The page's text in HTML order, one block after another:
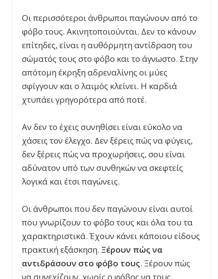
Οι περισσότεροι άνθρωποι παγώνουν από το
φόβο τους. Ακινητοποιούνται. Δεν το κάνουν
επίτηδες, είναι η αυθόρμητη αντίδραση του
σώματός τους στο φόβο και το άγνωστο. Στην
απότομη έκρηξη αδρεναλίνης οι μύες
σφίγγουν και ο λαιμός κλείνει. Η καρδιά
χτυπάει γρηγορότερα από ποτέ.
Αν δεν το έχεις συνηθίσει είναι εύκολο να
χάσεις τον έλεγχο. Δεν ξέρεις πώς να φύγεις,
δεν ξέρεις πώς να προχωρήσεις, σου είναι
αδύνατον υπό των συνθηκών να σκεφτείς
λογικά και έτσι παγώνεις.
Οι άνθρωποι που δεν παγώνουν είναι αυτοί
που γνωρίζουν το φόβο τους και όλα του τα
χαρακτηριστικά. Έχουν κάνει κάποιου είδους
πρακτική εξάσκηση. Ξέρουν πώς να
αντιδράσουν στο φόβο τους. Ξέρουν πώς